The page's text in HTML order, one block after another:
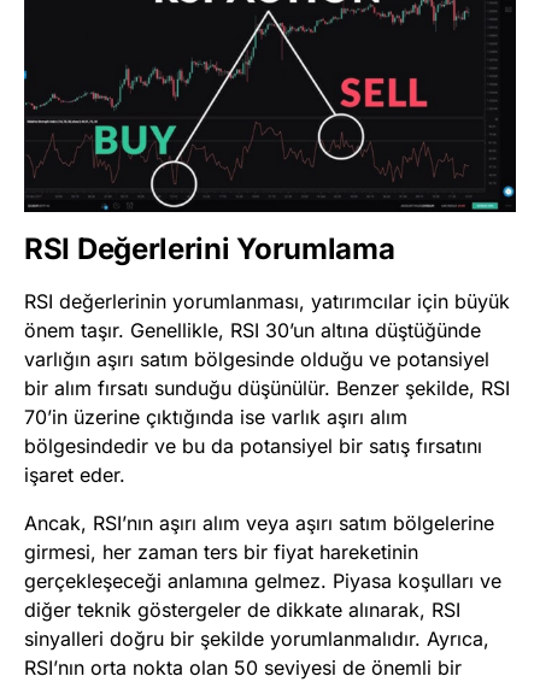
RSI Değerlerini Yorumlama
RSI değerlerinin yorumlanması, yatırımcılar için büyük
önem taşır. Genellikle, RSI 30’un altına düştüğünde
varlığın aşırı satım bölgesinde olduğu ve potansiyel
bir alım fırsatı sunduğu düşünülür. Benzer şekilde, RSI
70’in üzerine çıktığında ise varlık aşırı alım
bölgesindedir ve bu da potansiyel bir satış fırsatını
işaret eder.
Ancak, RSI’nın aşırı alım veya aşırı satım bölgelerine
girmesi, her zaman ters bir fiyat hareketinin
gerçekleşeceği anlamına gelmez. Piyasa koşulları ve
diğer teknik göstergeler de dikkate alınarak, RSI
sinyalleri doğru bir şekilde yorumlanmalıdır. Ayrıca,
RSI’nın orta nokta olan 50 seviyesi de önemli bir